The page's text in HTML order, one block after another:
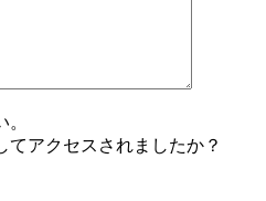
アクセスされましたか？